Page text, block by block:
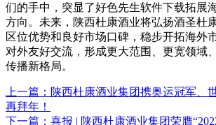
们的手中，突显了好色先生软件下载拓
方向。未来，陕西杜康酒业将弘扬酒圣杜
区位优势和良好市场口碑，稳步开拓海外市
对外友好交流，形成更大范围、更宽领域
传播新格局。
上一篇：陕西杜康酒业集团携奥运冠军
再拜年！
下一篇：喜报 | 陕西杜康酒业集团荣膺